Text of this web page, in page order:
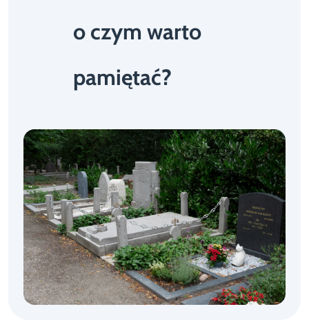
o czym warto
pamiętać?